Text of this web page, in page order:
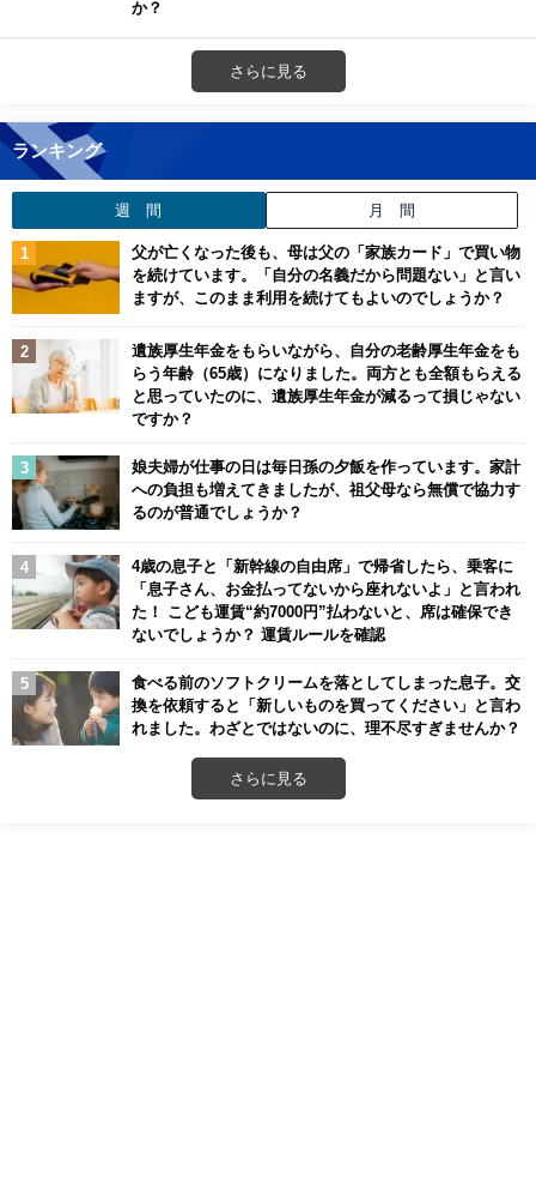
か？
さらに見る
ランキング
週 間 月 間
父が亡くなった後も、母は父の「家族カード」で買い物
を続けています。「自分の名義だから問題ない」と言い
ますが、このまま利用を続けてもよいのでしょうか？
遺族厚生年金をもらいながら、自分の老齢厚生年金をも
らう年齢（65歳）になりました。両方とも全額もらえる
と思っていたのに、遺族厚生年金が減るって損じゃない
ですか？
娘夫婦が仕事の日は毎日孫の夕飯を作っています。家計
への負担も増えてきましたが、祖父母なら無償で協力す
るのが普通でしょうか？
4歳の息子と「新幹線の自由席」で帰省したら、乗客に
「息子さん、お金払ってないから座れないよ」と言われ
た！ こども運賃“約7000円”払わないと、席は確保でき
ないでしょうか？ 運賃ルールを確認
食べる前のソフトクリームを落としてしまった息子。交
換を依頼すると「新しいものを買ってください」と言わ
れました。わざとではないのに、理不尽すぎませんか？
さらに見る